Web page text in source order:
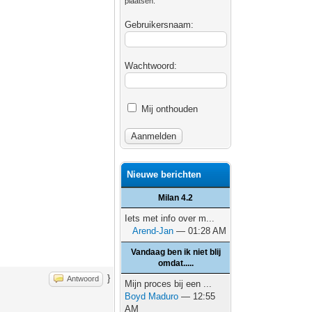
Antwoord }
Gebruikersnaam:
Wachtwoord:
Mij onthouden
Nieuwe berichten
Milan 4.2
Iets met info over m...
Arend-Jan — 01:28 AM
Vandaag ben ik niet blij
omdat.....
Mijn proces bij een ...
Boyd Maduro — 12:55
AM